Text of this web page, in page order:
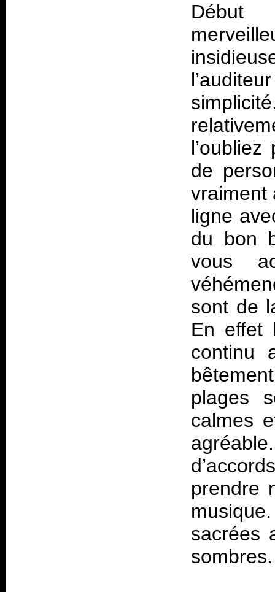
Début
de
vraiment
ligne
du bon
vous
sont de
En effet
continu
plages
calmes
prendre
sacrées